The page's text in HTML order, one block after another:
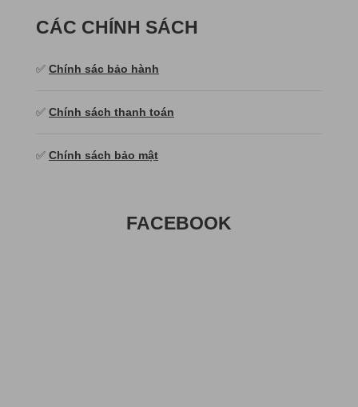
CÁC CHÍNH SÁCH
✅ Chính sác bảo hành
✅ Chính sách thanh toán
✅ Chính sách bảo mật
FACEBOOK